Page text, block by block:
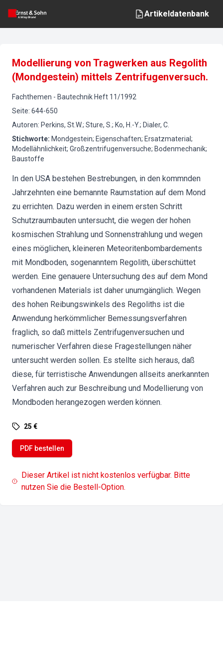
Artikeldatenbank
Modellierung von Tragwerken aus Regolith
(Mondgestein) mittels Zentrifugenversuch.
Fachthemen - Bautechnik Heft 11/1992
Seite: 644-650
Autoren: Perkins, St.W.; Sture, S.; Ko, H.-Y.; Dialer, C.
Stichworte: Mondgestein; Eigenschaften; Ersatzmaterial;
Modellähnlichkeit; Großzentrifugenversuche; Bodenmechanik;
Baustoffe
In den USA bestehen Bestrebungen, in den kommnden
Jahrzehnten eine bemannte Raumstation auf dem Mond
zu errichten. Dazu werden in einem ersten Schritt
Schutzraumbauten untersucht, die wegen der hohen
kosmischen Strahlung und Sonnenstrahlung und wegen
eines möglichen, kleineren Meteoritenbombardements
mit Mondboden, sogenanntem Regolith, überschüttet
werden. Eine genauere Untersuchung des auf dem Mond
vorhandenen Materials ist daher unumgänglich. Wegen
des hohen Reibungswinkels des Regoliths ist die
Anwendung herkömmlicher Bemessungsverfahren
fraglich, so daß mittels Zentrifugenversuchen und
numerischer Verfahren diese Fragestellungen näher
untersucht werden sollen. Es stellte sich heraus, daß
diese, für terristische Anwendungen allseits anerkannten
Verfahren auch zur Beschreibung und Modellierung von
Mondboden herangezogen werden können.
25 €
PDF bestellen
Dieser Artikel ist nicht kostenlos verfügbar. Bitte
nutzen Sie die Bestell-Option.